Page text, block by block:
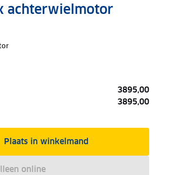
achterwielmotor
3895,00
3895,00
Plaats in winkelmand
online